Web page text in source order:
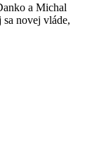
a Michal
novej vláde,